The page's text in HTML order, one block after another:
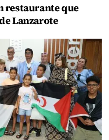
restaurante que
Lanzarote